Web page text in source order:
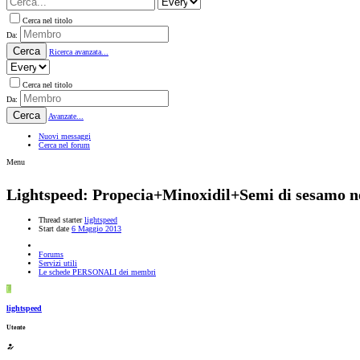
Cerca nel titolo
Da:
Cerca Ricerca avanzata...
Cerca nel titolo
Da:
Cerca Avanzate...
Nuovi messaggi
Cerca nel forum
Menu
Lightspeed: Propecia+Minoxidil+Semi di sesamo
Thread starter lightspeed
Start date 6 Maggio 2013
Forums
Servizi utili
Le schede PERSONALI dei membri
L
lightspeed
Utente